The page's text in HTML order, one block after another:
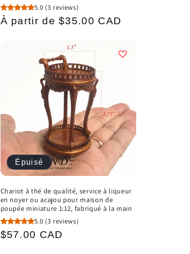
5.0 (3 reviews)
Prix
À partir de $35.00 CAD
Épuisé
Chariot à thé de qualité, service à liqueur
en noyer ou acajou pour maison de
poupée miniature 1:12, fabriqué à la main
5.0 (3 reviews)
Prix
$57.00 CAD